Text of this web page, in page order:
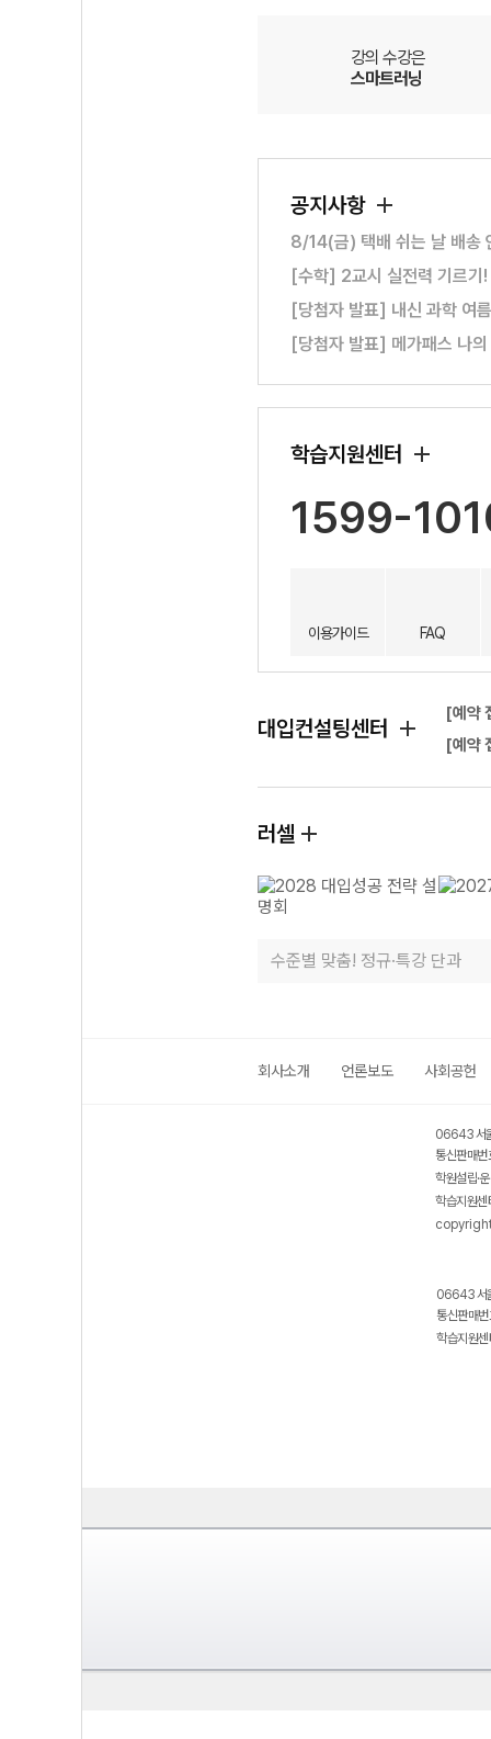
강의 수강은
스마트러닝
공지사항
8/14(금) 택배 쉬는 날 배송
[수학] 2교시 실전력 기르기
[당첨자 발표] 내신 과학 여
[당첨자 발표] 메가패스 나
학습지원센터
1599-
이용가이드 FAQ
대입컨설팅센터
[예약
[예약
러셀
수준별 맞춤! 정규·특강 단과
회사소개 언론보도 사회공헌
06643 서
통신판매
학원설립·
학습지원
06643 서
통신판매
학습지원